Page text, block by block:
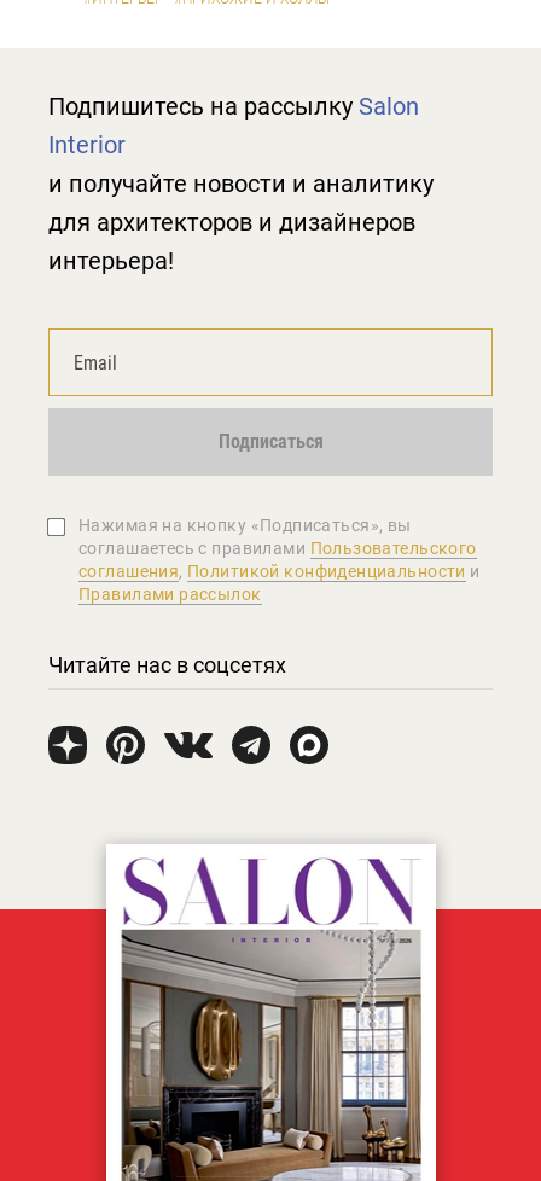
Подпишитесь на рассылку Salon
Interior
и получайте новости и аналитику
для архитекторов и дизайнеров
интерьера!
Подписаться
Нажимая на кнопку «Подписаться», вы
соглашаетеcь с правилами Пользовательского
соглашения, Политикой конфиденциальности и
Правилами рассылок
Читайте нас в соцсетях